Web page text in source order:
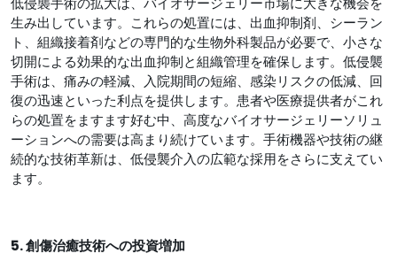
生み出しています。これらの処置には、出血抑制剤、シーラン
ト、組織接着剤などの専門的な生物外科製品が必要で、小さな
切開による効果的な出血抑制と組織管理を確保します。低侵襲
手術は、痛みの軽減、入院期間の短縮、感染リスクの低減、回
復の迅速といった利点を提供します。患者や医療提供者がこれ
らの処置をますます好む中、高度なバイオサージェリーソリュ
ーションへの需要は高まり続けています。手術機器や技術の継
続的な技術革新は、低侵襲介入の広範な採用をさらに支えてい
ます。
5. 創傷治癒技術への投資増加